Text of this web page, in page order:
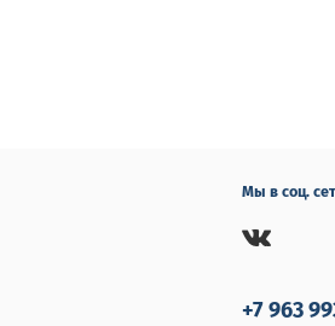
Мы в соц.
+7 963